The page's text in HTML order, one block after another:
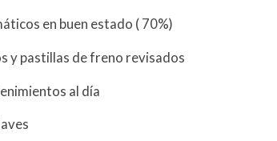
en buen estado ( 70%)
y pastillas de freno revisados
al día